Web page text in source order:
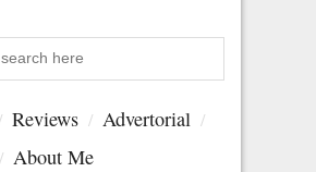
Reviews
Advertorial
About Me